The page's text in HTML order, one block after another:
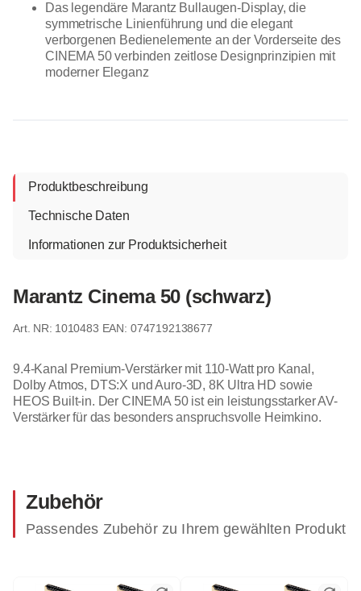
Das legendäre Marantz Bullaugen-Display, die
symmetrische Linienführung und die elegant
verborgenen Bedienelemente an der Vorderseite des
CINEMA 50 verbinden zeitlose Designprinzipien mit
moderner Eleganz
Produktbeschreibung
Technische Daten
Informationen zur Produktsicherheit
Marantz Cinema 50 (schwarz)
1010483 EAN: 0747192138677
9.4-Kanal Premium-Verstärker mit 110-Watt pro Kanal,
Dolby Atmos, DTS:X und Auro-3D, 8K Ultra HD sowie
HEOS Built-in. Der CINEMA 50 ist ein leistungsstarker AV-
Verstärker für das besonders anspruchsvolle Heimkino.
Zubehör
Passendes Zubehör zu Ihrem gewählten Produkt